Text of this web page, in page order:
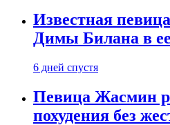
Известная
Димы Билана в
6 дней спустя
Певица Жасмин
похудения без